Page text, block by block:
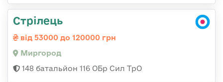
Стрілець
від 53000 до 120000 грн
Миргород
148 батальйон 116 ОБр Сил ТрО